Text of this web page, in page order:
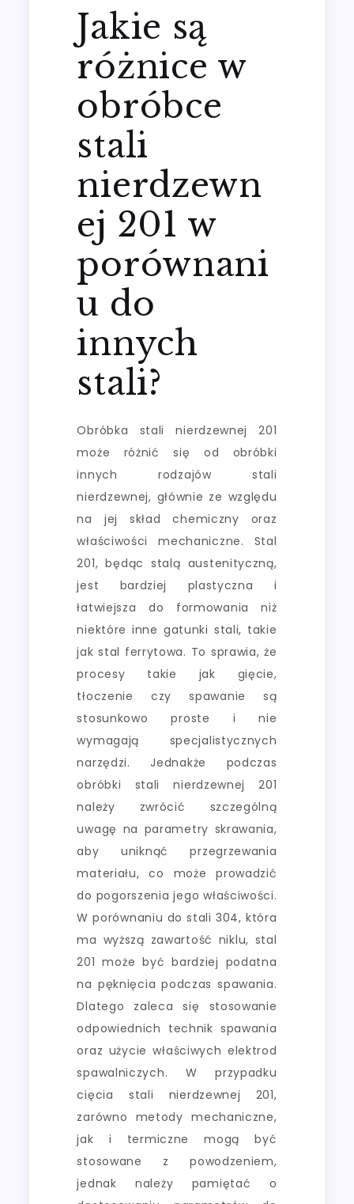
Jakie są
różnice w
obróbce
stali
nierdzewn
ej 201 w
porównani
u do
innych
stali?
Obróbka stali nierdzewnej 201
może różnić się od obróbki
innych rodzajów stali
nierdzewnej, głównie ze względu
na jej skład chemiczny oraz
właściwości mechaniczne. Stal
201, będąc stalą austenityczną,
jest bardziej plastyczna i
łatwiejsza do formowania niż
niektóre inne gatunki stali, takie
jak stal ferrytowa. To sprawia, że
procesy takie jak gięcie,
tłoczenie czy spawanie są
stosunkowo proste i nie
wymagają specjalistycznych
narzędzi. Jednakże podczas
obróbki stali nierdzewnej 201
należy zwrócić szczególną
uwagę na parametry skrawania,
aby uniknąć przegrzewania
materiału, co może prowadzić
do pogorszenia jego właściwości.
W porównaniu do stali 304, która
ma wyższą zawartość niklu, stal
201 może być bardziej podatna
na pęknięcia podczas spawania.
Dlatego zaleca się stosowanie
odpowiednich technik spawania
oraz użycie właściwych elektrod
spawalniczych. W przypadku
cięcia stali nierdzewnej 201,
zarówno metody mechaniczne,
jak i termiczne mogą być
stosowane z powodzeniem,
jednak należy pamiętać o